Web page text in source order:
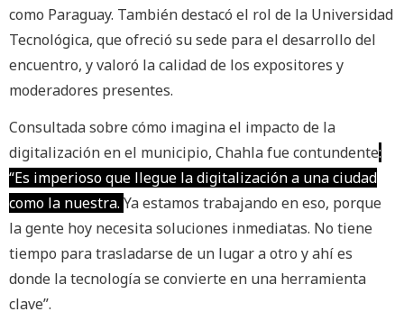
como Paraguay. También destacó el rol de la Universidad
Tecnológica, que ofreció su sede para el desarrollo del
encuentro, y valoró la calidad de los expositores y
moderadores presentes.
Consultada sobre cómo imagina el impacto de la
digitalización en el municipio, Chahla fue contundente:
“Es imperioso que llegue la digitalización a una ciudad
como la nuestra. Ya estamos trabajando en eso, porque
la gente hoy necesita soluciones inmediatas. No tiene
tiempo para trasladarse de un lugar a otro y ahí es
donde la tecnología se convierte en una herramienta
clave”.